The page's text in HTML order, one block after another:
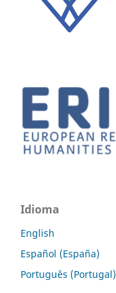
Idioma
English
Español (España)
Português (Portugal)